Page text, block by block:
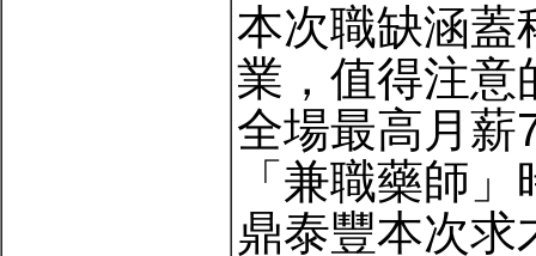
本次職缺涵蓋
業，值得注意
全場最高月薪
「兼職藥師
鼎泰豐本次求